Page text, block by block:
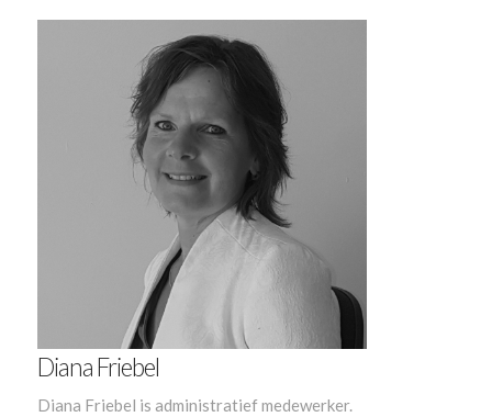
Diana Friebel
Diana Friebel is administratief medewerker.